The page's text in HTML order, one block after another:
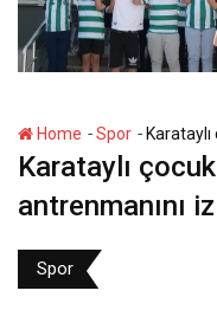
Home -Spor -
Karataylı
antrenmanını
Spor